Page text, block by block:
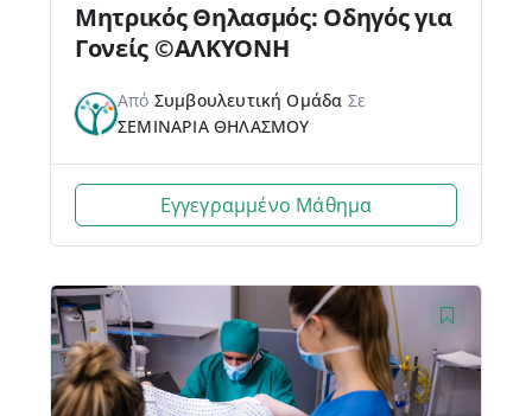
Μητρικός Θηλασμός: Οδηγός για
Γονείς ©ΑΛΚΥΟΝΗ
Από Συμβουλευτική Ομάδα Σε
ΣΕΜΙΝΑΡΙΑ ΘΗΛΑΣΜΟΥ
Εγγεγραμμένο Μάθημα